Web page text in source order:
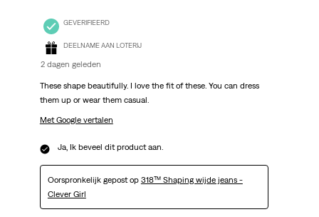
GEVERIFIEERD
DEELNAME AAN LOTERIJ
2 dagen geleden
These shape beautifully. I love the fit of these. You can dress
them up or wear them casual.
Met Google vertalen
Ja, Ik beveel dit product aan.
Oorspronkelijk gepost op 318™ Shaping wijde jeans -
Clever Girl